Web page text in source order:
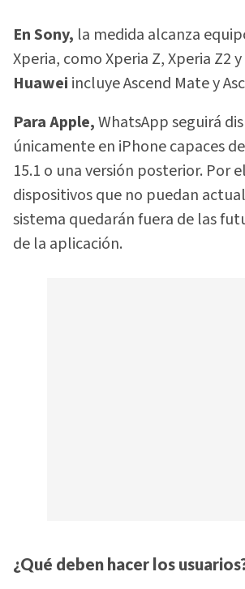
En Sony, la medida alcanza
Xperia, como Xperia Z, Xperia Z2 y
Huawei incluye Ascend Mate y
Para Apple,WhatsApp seguirá
únicamente en iPhone capaces
15.1 o una versión posterior. Por
dispositivos que no puedan
sistema quedarán fuera de las
de la aplicación.
¿Qué deben hacer los